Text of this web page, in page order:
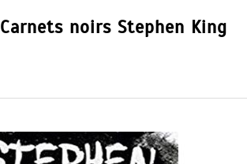
Carnets noirs Stephen King